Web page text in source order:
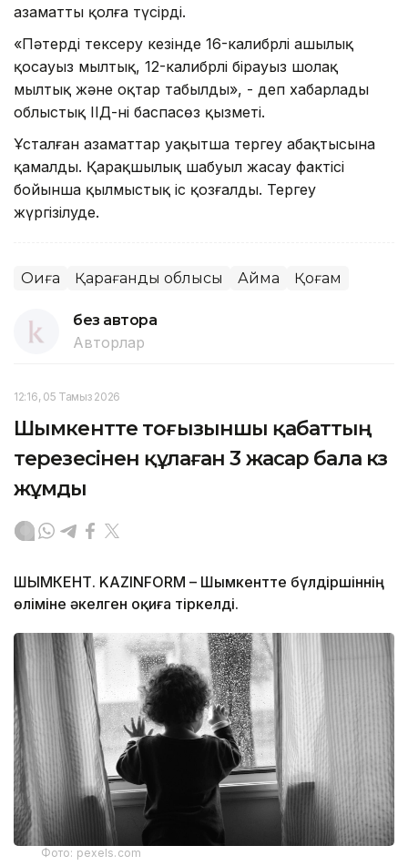
азаматты қолға түсірді.
«Пәтерді тексеру кезінде 16-калибрлі аңшылық
қосауыз мылтық, 12-калибрлі бірауыз шолақ
мылтық және оқтар табылды», - деп хабарлады
облыстық ІІД-нің баспасөз қызметі.
Ұсталған азаматтар уақытша тергеу абақтысына
қамалды. Қарақшылық шабуыл жасау фактісі
бойынша қылмыстық іс қозғалды. Тергеу
жүргізілуде.
Оқиға Қарағанды облысы Аймақ Қоғам
без автора
Авторлар
12:16, 05 Тамыз 2026
Шымкентте тоғызыншы қабаттың
терезесінен құлаған 3 жасар бала көз
жұмды
ШЫМКЕНТ. KAZINFORM – Шымкентте бүлдіршіннің
өліміне әкелген оқиға тіркелді.
Фото: pexels.com